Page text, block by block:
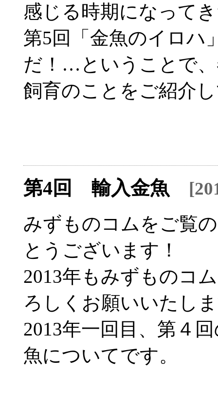
感じる時期になって
第5回「金魚のイロハ
だ！…ということで
飼育のことをご紹介
第4回 輸入金魚
みずものコムをご覧
とうございます！
2013年もみずものコ
ろしくお願いいたし
2013年一回目、第４
魚についてです。